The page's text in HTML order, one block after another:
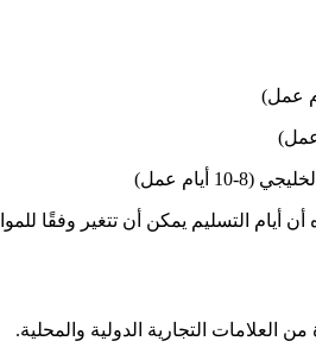
أيام عمل)
أن أيام التسليم يمكن أن تتغير وفقًا
العلامات التجارية الدولية والمحلية.